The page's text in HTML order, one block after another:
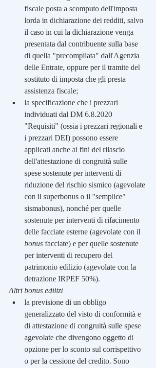
fiscale posta a scomputo dell'imposta
lorda in dichiarazione dei redditi, salvo
il caso in cui la dichiarazione venga
presentata dal contribuente sulla base
di quella "precompilata" dall'Agenzia
delle Entrate, oppure per il tramite del
sostituto di imposta che gli presta
assistenza fiscale;
la specificazione che i prezzari
individuati dal DM 6.8.2020
"Requisiti" (ossia i prezzari regionali e
i prezzari DEI) possono essere
applicati anche ai fini del rilascio
dell'attestazione di congruità sulle
spese sostenute per interventi di
riduzione del rischio sismico (agevolate
con il superbonus o il "semplice"
sismabonus), nonché per quelle
sostenute per interventi di rifacimento
delle facciate esterne (agevolate con il
bonus facciate) e per quelle sostenute
per interventi di recupero del
patrimonio edilizio (agevolate con la
detrazione IRPEF 50%).
Altri bonus edilizi
la previsione di un obbligo
generalizzato del visto di conformità e
di attestazione di congruità sulle spese
agevolate che divengono oggetto di
opzione per lo sconto sul corrispettivo
o per la cessione del credito. Sono